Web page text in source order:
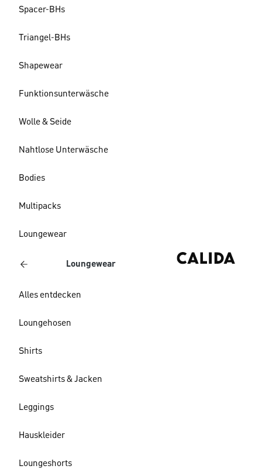
Spacer-BHs
Triangel-BHs
Shapewear
Funktionsunterwäsche
Wolle & Seide
Nahtlose Unterwäsche
Bodies
Multipacks
Loungewear
Loungewear
Alles entdecken
Loungehosen
Shirts
Sweatshirts & Jacken
Leggings
Hauskleider
Loungeshorts